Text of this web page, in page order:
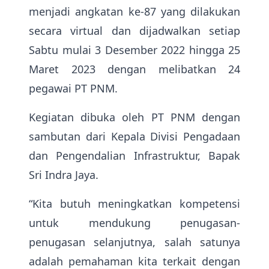
menjadi angkatan ke-87 yang dilakukan
secara virtual dan dijadwalkan setiap
Sabtu mulai 3 Desember 2022 hingga 25
Maret 2023 dengan melibatkan 24
pegawai PT PNM.
Kegiatan dibuka oleh PT PNM dengan
sambutan dari Kepala Divisi Pengadaan
dan Pengendalian Infrastruktur, Bapak
Sri Indra Jaya.
“Kita butuh meningkatkan kompetensi
untuk mendukung penugasan-
penugasan selanjutnya, salah satunya
adalah pemahaman kita terkait dengan